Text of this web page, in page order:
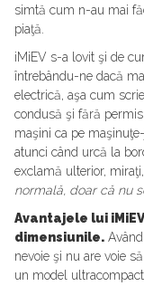
simtă cum n-au mai
piaţă.
iMiEV s-a lovit şi de
întrebându-ne dacă
electrică, aşa cum
condusă şi fără
maşini ca pe
atunci când urcă la
exclamă ulterior,
normală, doar că nu
Avantajele lui
dimensiunile.
nevoie şi nu are voie
un model